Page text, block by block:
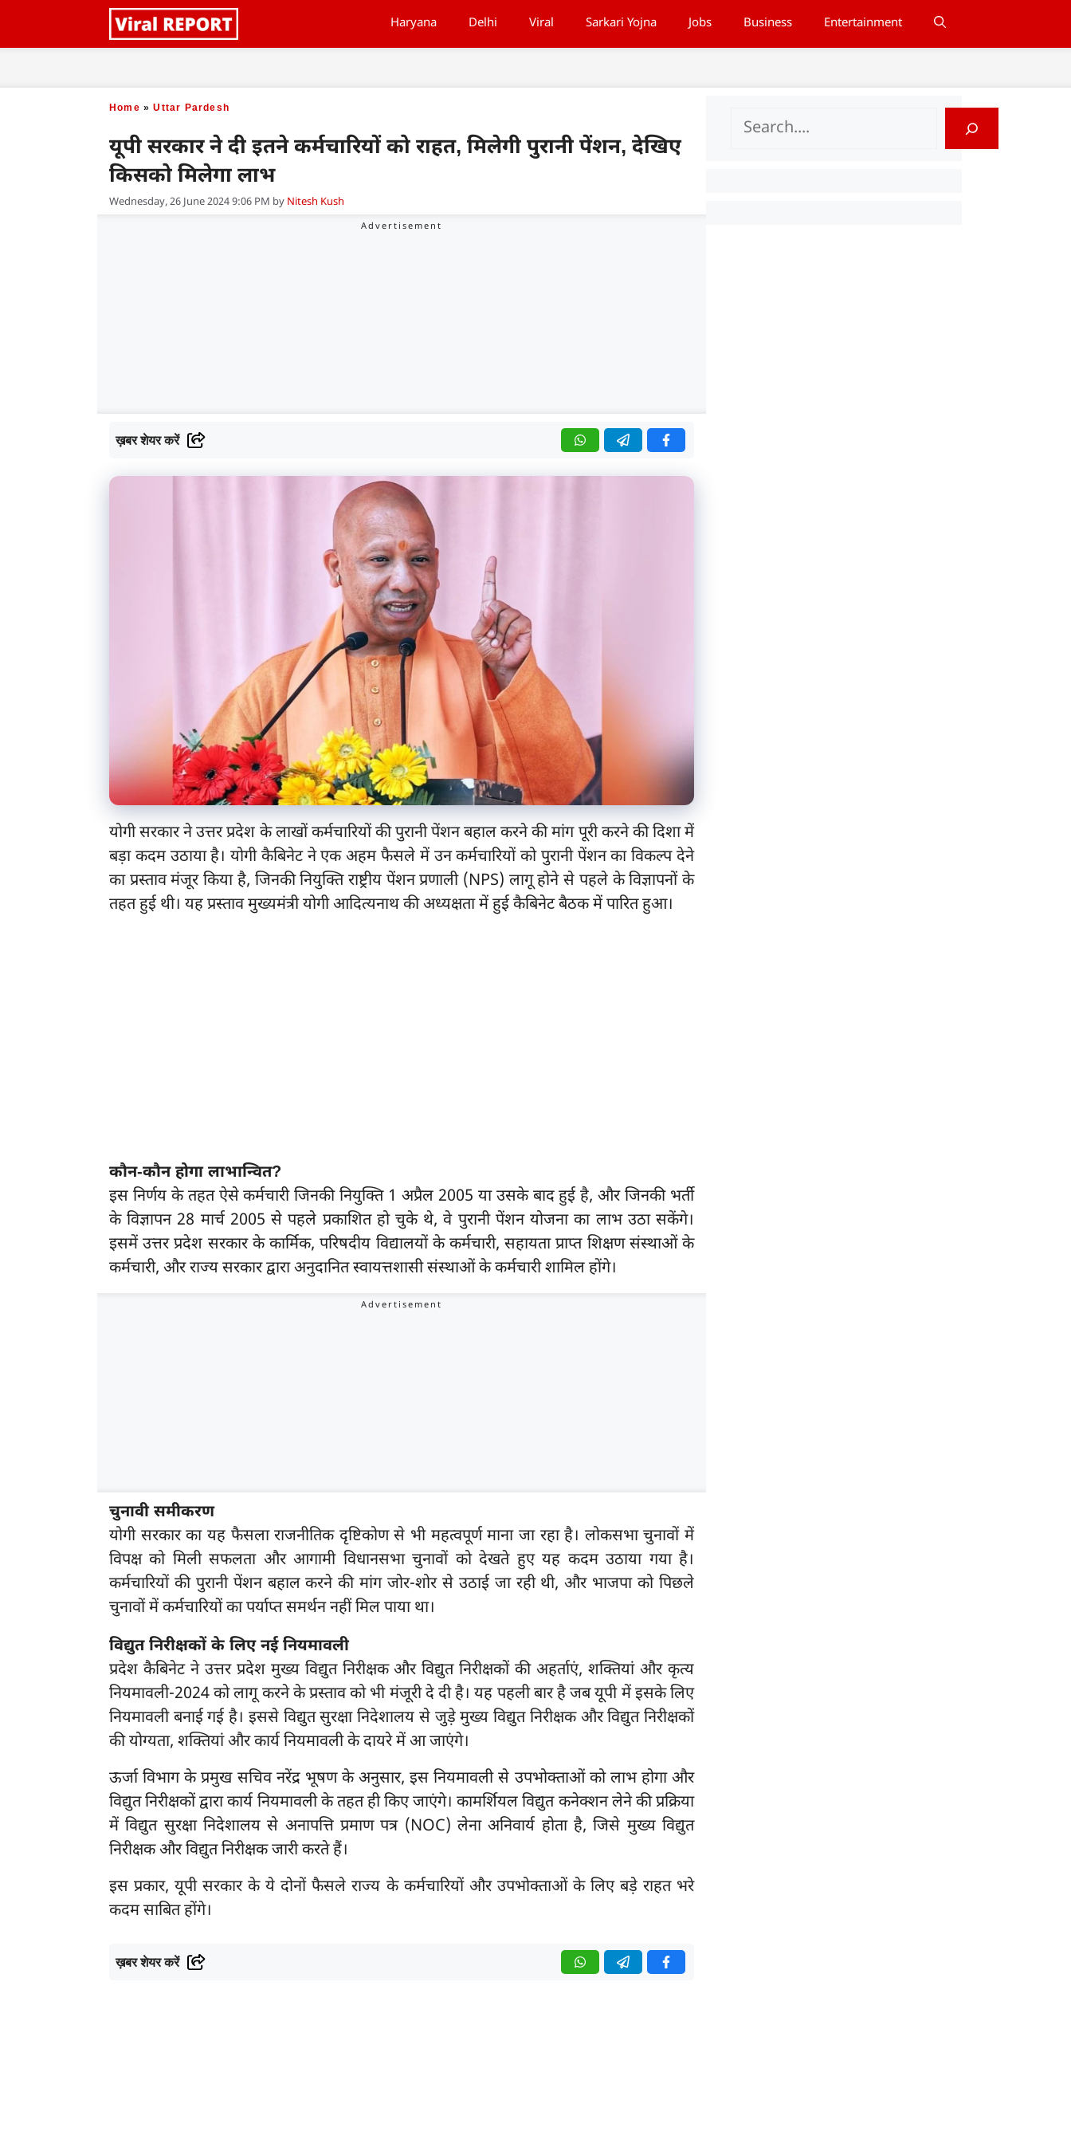
Haryana Delhi Viral Sarkari Yojna Jobs Business Entertainment
Home »Uttar Pardesh
यूपी सरकार ने दी इतने कर्मचारियों को राहत, मिलेगी पुरानी पेंशन, देखिए
किसको मिलेगा लाभ
Wednesday, 26 June 2024 9:06 PM by Nitesh Kush
ख़बर शेयर करें
योगी सरकार ने उत्तर प्रदेश के लाखों कर्मचारियों की पुरानी पेंशन बहाल करने की मांग पूरी करने की दिशा में
बड़ा कदम उठाया है। योगी कैबिनेट ने एक अहम फैसले में उन कर्मचारियों को पुरानी पेंशन का विकल्प देने
का प्रस्ताव मंजूर किया है, जिनकी नियुक्ति राष्ट्रीय पेंशन प्रणाली (NPS) लागू होने से पहले के विज्ञापनों के
तहत हुई थी। यह प्रस्ताव मुख्यमंत्री योगी आदित्यनाथ की अध्यक्षता में हुई कैबिनेट बैठक में पारित हुआ।
कौन-कौन होगा लाभान्वित?
इस निर्णय के तहत ऐसे कर्मचारी जिनकी नियुक्ति 1 अप्रैल 2005 या उसके बाद हुई है, और जिनकी भर्ती
के विज्ञापन 28 मार्च 2005 से पहले प्रकाशित हो चुके थे, वे पुरानी पेंशन योजना का लाभ उठा सकेंगे।
इसमें उत्तर प्रदेश सरकार के कार्मिक, परिषदीय विद्यालयों के कर्मचारी, सहायता प्राप्त शिक्षण संस्थाओं के
कर्मचारी, और राज्य सरकार द्वारा अनुदानित स्वायत्तशासी संस्थाओं के कर्मचारी शामिल होंगे।
चुनावी समीकरण
योगी सरकार का यह फैसला राजनीतिक दृष्टिकोण से भी महत्वपूर्ण माना जा रहा है। लोकसभा चुनावों में
विपक्ष को मिली सफलता और आगामी विधानसभा चुनावों को देखते हुए यह कदम उठाया गया है।
कर्मचारियों की पुरानी पेंशन बहाल करने की मांग जोर-शोर से उठाई जा रही थी, और भाजपा को पिछले
चुनावों में कर्मचारियों का पर्याप्त समर्थन नहीं मिल पाया था।
विद्युत निरीक्षकों के लिए नई नियमावली
प्रदेश कैबिनेट ने उत्तर प्रदेश मुख्य विद्युत निरीक्षक और विद्युत निरीक्षकों की अहर्ताएं, शक्तियां और कृत्य
नियमावली-2024 को लागू करने के प्रस्ताव को भी मंजूरी दे दी है। यह पहली बार है जब यूपी में इसके लिए
नियमावली बनाई गई है। इससे विद्युत सुरक्षा निदेशालय से जुड़े मुख्य विद्युत निरीक्षक और विद्युत निरीक्षकों
की योग्यता, शक्तियां और कार्य नियमावली के दायरे में आ जाएंगे।
ऊर्जा विभाग के प्रमुख सचिव नरेंद्र भूषण के अनुसार, इस नियमावली से उपभोक्ताओं को लाभ होगा और
विद्युत निरीक्षकों द्वारा कार्य नियमावली के तहत ही किए जाएंगे। कामर्शियल विद्युत कनेक्शन लेने की प्रक्रिया
में विद्युत सुरक्षा निदेशालय से अनापत्ति प्रमाण पत्र (NOC) लेना अनिवार्य होता है, जिसे मुख्य विद्युत
निरीक्षक और विद्युत निरीक्षक जारी करते हैं।
इस प्रकार, यूपी सरकार के ये दोनों फैसले राज्य के कर्मचारियों और उपभोक्ताओं के लिए बड़े राहत भरे
कदम साबित होंगे।
ख़बर शेयर करें
Search